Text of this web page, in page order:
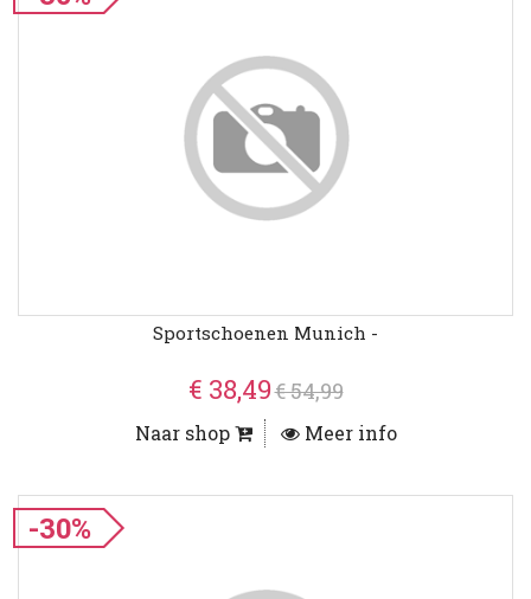
Sportschoenen Munich -
€ 38,49€ 54,99
Naar shop Meer info
-30%